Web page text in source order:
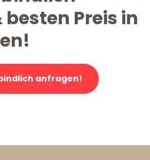
Preis in
anfragen!